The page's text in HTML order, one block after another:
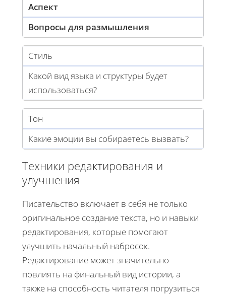
Аспект
Вопросы для размышления
Стиль
Какой вид языка и структуры будет
использоваться?
Тон
Какие эмоции вы собираетесь вызвать?
Техники редактирования и
улучшения
Писательство включает в себя не только
оригинальное создание текста, но и навыки
редактирования, которые помогают
улучшить начальный набросок.
Редактирование может значительно
повлиять на финальный вид истории, а
также на способность читателя погрузиться